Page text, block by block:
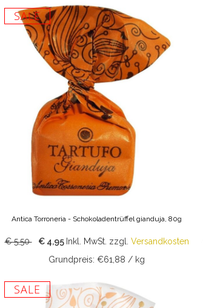
SALE
Antica Torroneria - Schokoladentrüffel gianduja, 80g
€ 5,50 € 4,95 Inkl. MwSt. zzgl. Versandkosten
Grundpreis: €61,88 / kg
SALE